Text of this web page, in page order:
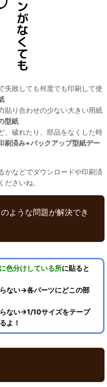
失敗しても何度でも印刷して使
貼り合わせの少ない大きい用紙
型紙
、破れたり、部品をなくした時
刷済み+バックアップ型紙デー
かなどでダウンロードや印刷済
さいね。
ような問題が解決でき
色分けしている所に貼ると
ない→各パーツにどこの部
ない→1/10サイズをテープ
よ！